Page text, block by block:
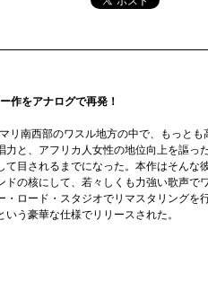
作をアナログで再発！
リ南西部のワスル地方の中で、もっとも
と、アフリカ人女性の地位向上を謳っ
目されるまでになった。本作はそんな
の核にして、若々しくも力強い歌声で
ロード・スタジオでリマスタリングを
う豪華な仕様でリリースされた。